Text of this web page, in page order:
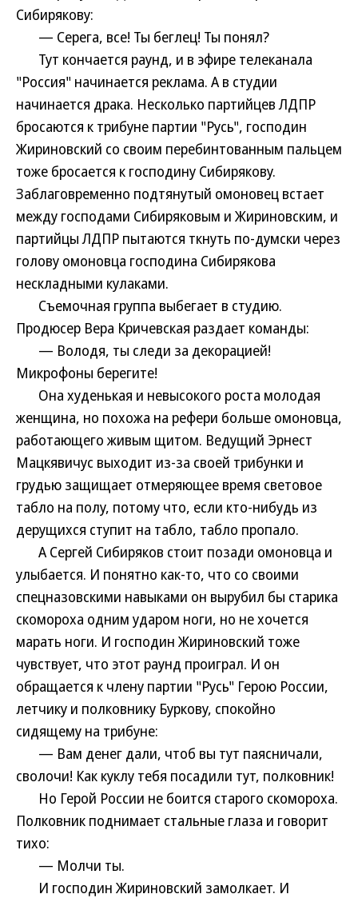
Сибирякову:
— Серега, все! Ты беглец! Ты понял?
Тут кончается раунд, и в эфире телеканала
"Россия" начинается реклама. А в студии
начинается драка. Несколько партийцев ЛДПР
бросаются к трибуне партии "Русь", господин
Жириновский со своим перебинтованным пальцем
тоже бросается к господину Сибирякову.
Заблаговременно подтянутый омоновец встает
между господами Сибиряковым и Жириновским, и
партийцы ЛДПР пытаются ткнуть по-думски через
голову омоновца господина Сибирякова
нескладными кулаками.
Съемочная группа выбегает в студию.
Продюсер Вера Кричевская раздает команды:
— Володя, ты следи за декорацией!
Микрофоны берегите!
Она худенькая и невысокого роста молодая
женщина, но похожа на рефери больше омоновца,
работающего живым щитом. Ведущий Эрнест
Мацкявичус выходит из-за своей трибунки и
грудью защищает отмеряющее время световое
табло на полу, потому что, если кто-нибудь из
дерущихся ступит на табло, табло пропало.
А Сергей Сибиряков стоит позади омоновца и
улыбается. И понятно как-то, что со своими
спецназовскими навыками он вырубил бы старика
скомороха одним ударом ноги, но не хочется
марать ноги. И господин Жириновский тоже
чувствует, что этот раунд проиграл. И он
обращается к члену партии "Русь" Герою России,
летчику и полковнику Буркову, спокойно
сидящему на трибуне:
— Вам денег дали, чтоб вы тут паясничали,
сволочи! Как куклу тебя посадили тут, полковник!
Но Герой России не боится старого скомороха.
Полковник поднимает стальные глаза и говорит
тихо:
— Молчи ты.
И господин Жириновский замолкает. И